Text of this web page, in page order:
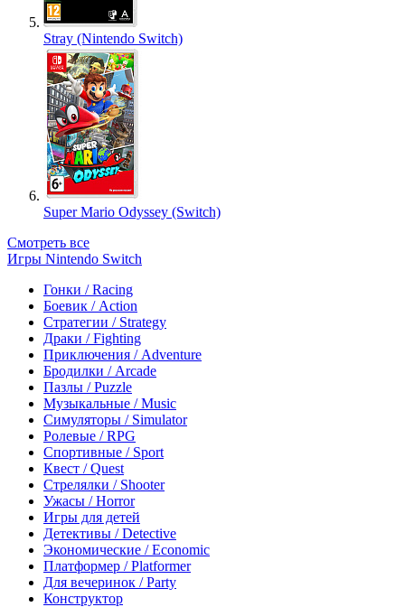
Stray (Nintendo Switch)
Super Mario Odyssey (Switch)
Смотреть все
Игры Nintendo Switch
Гонки / Racing
Боевик / Action
Стратегии / Strategy
Драки / Fighting
Приключения / Adventure
Бродилки / Arcade
Пазлы / Puzzle
Музыкальные / Music
Симуляторы / Simulator
Ролевые / RPG
Спортивные / Sport
Квест / Quest
Стрелялки / Shooter
Ужасы / Horror
Игры для детей
Детективы / Detective
Экономические / Economic
Платформер / Platformer
Для вечеринок / Party
Конструктор